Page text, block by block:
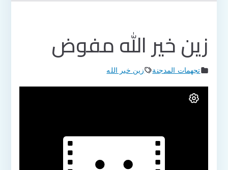
زين خير الله مفوض
تجهمات المدجنة زين خير الله